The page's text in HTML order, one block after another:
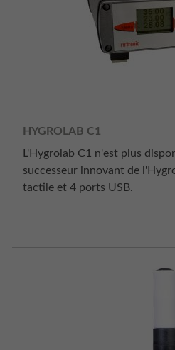
HYGROLAB C1
L'Hygrolab C1 n'est plus
successeur innovant de
tactile et 4 ports USB.